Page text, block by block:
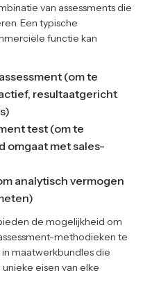
van assessments die
Een typische
functie kan
(om te
resultaatgericht
test (om te
omgaat met sales-
analytisch vermogen
de mogelijkheid om
methodieken te
maatwerkbundles die
eisen van elke